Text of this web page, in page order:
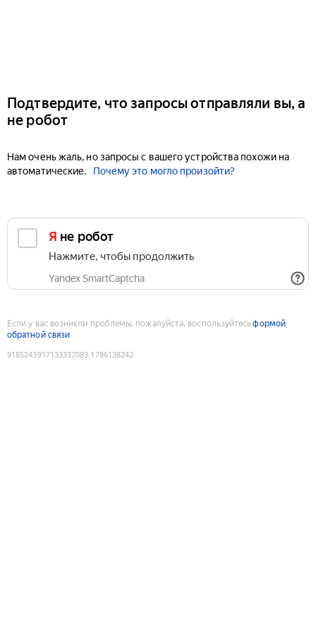
Подтвердите, что запросы отправляли вы, а
не робот
Нам очень жаль, но запросы с вашего устройства похожи на
автоматические.
Почему это могло произойти?
Я не робот
Нажмите, чтобы продолжить
Yandex SmartCaptcha
Если у вас возникли проблемы, пожалуйста, воспользуйтесьформой
обратной связи
9185243917133337083:1786138242